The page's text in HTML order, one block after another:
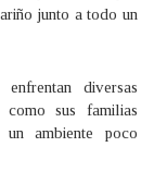
junto a todo un
diversas
sus familias
ambiente poco